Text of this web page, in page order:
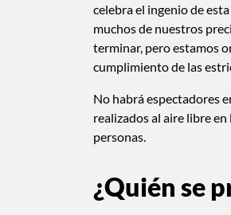
celebra el ingenio de
muchos de nuestros
terminar, pero estamos
cumplimiento de las
No habrá espectadores
realizados al aire libre en
personas.
¿Quién se